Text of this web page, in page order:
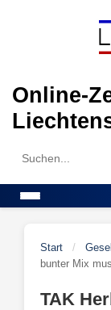
Online-
Search
Start /
bunter Mix
TAK